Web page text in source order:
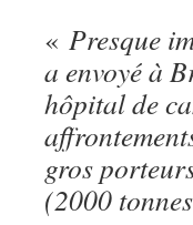
« Presque
a envoyé à
hôpital de
gros
(2000